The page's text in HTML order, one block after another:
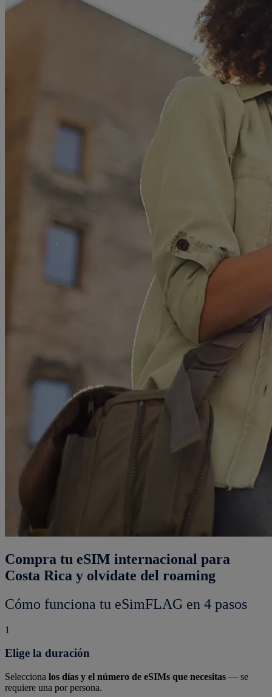
Compra tu eSIM internacional para
Costa Rica y olvídate del roaming
Cómo funciona tu eSimFLAG en 4 pasos
1
Elige la duración
Selecciona los días y el número de eSIMs que necesitas — se
requiere una por persona.